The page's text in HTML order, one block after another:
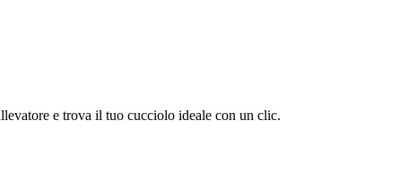
e trova il tuo cucciolo ideale con un clic.